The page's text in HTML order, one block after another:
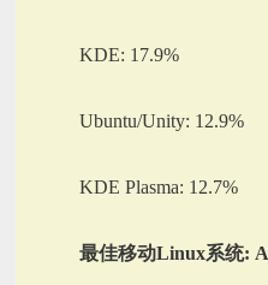
KDE: 17.9%
Ubuntu/Unity: 12.9%
KDE Plasma: 12.7%
最佳移动Linux系统: